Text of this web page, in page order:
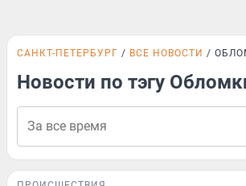
САНКТ-ПЕТЕРБУРГ ВСЕ НОВОСТИ
Новости по тэгу